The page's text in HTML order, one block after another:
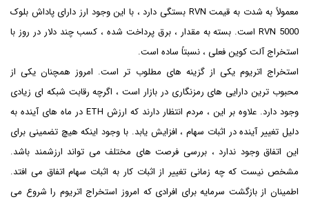
معمولاً به شدت به قیمت RVN بستگی دارد ، با این وجود ارز دارای پاداش بلوک
5000 RVN است. بسته به مقدار ، برق پرداخت شده ، کسب چند دلار در روز با
استخراج آلت کوین فعلی ، نسبتاً ساده است.
استخراج اتریوم یکی از گزینه های مطلوب تر است. امروز همچنان یکی از
محبوب ترین دارایی های رمزنگاری در بازار است ، اگرچه رقابت شبکه ای زیادی
وجود دارد. علاوه بر این ، مردم انتظار دارند که ارزش ETH در ماه های آینده به
دلیل تغییر آینده در اثبات سهام ، افزایش یابد. با وجود اینکه هیچ تضمینی برای
این اتفاق وجود ندارد ، بررسی فرصت های مختلف می تواند ارزشمند باشد.
مشخص نیست که چه زمانی تغییر از اثبات کار به اثبات سهام اتفاق می افتد.
اطمینان از بازگشت سرمایه برای افرادی که امروز استخراج اتریوم را شروع می